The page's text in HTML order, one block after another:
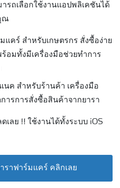
รถเลือกใช้งานแอปพลิเคชันได้
ณ
แคร์ สำหรับเกษตรกร สั่งซื้อง่าย
อมทั้งมีเครื่องมือช่วยทำการ
นค สำหรับร้านค้า เครื่องมือ
ารการสั่งซื้อสินค้าจากยารา
เลย !! ใช้งานได้ทั้งระบบ iOS
ราฟาร์มแคร์ คลิกเลย